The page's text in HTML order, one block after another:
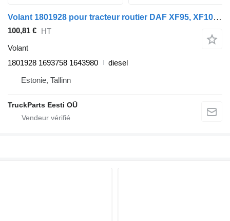
Volant 1801928 pour tracteur routier DAF XF95, XF105 (2001-2014)
100,81 €
HT
Volant
1801928 1693758 1643980
diesel
Estonie, Tallinn
TruckParts Eesti OÜ